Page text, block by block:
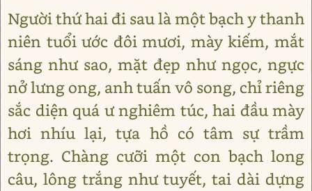
Người thứ hai đi sau là một bạch y thanh
niên tuổi ước đôi mươi, mày kiếm, mắt
sáng như sao, mặt đẹp như ngọc, ngực
nở lưng ong, anh tuấn vô song, chỉ riêng
sắc diện quá ư nghiêm túc, hai đầu mày
hơi nhíu lại, tựa hồ có tâm sự trầm
trọng. Chàng cưỡi một con bạch long
câu, lông trắng như tuyết, tai dài dựng